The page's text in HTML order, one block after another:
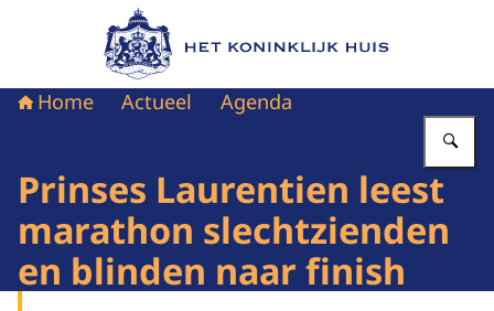
Naar de homepage van Het Koninklijk Huis
Home Actueel Agenda
Prinses Laurentien leest
marathon slechtzienden
en blinden naar finish